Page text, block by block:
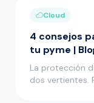
Cloud
4 consejos
tu pyme |
La protección
dos vertientes.